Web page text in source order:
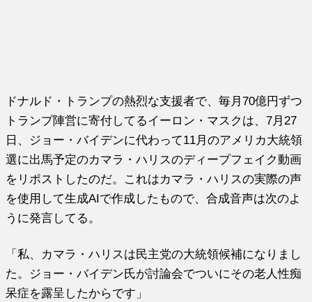
ドナルド・トランプの熱烈な支援者で、毎月70億円ずつ
トランプ陣営に寄付してるイーロン・マスクは、7月27
日、ジョー・バイデンに代わって11月のアメリカ大統領
選に出馬予定のカマラ・ハリスのディープフェイク動画
をリポストしたのだ。これはカマラ・ハリスの実際の声
を使用して生成AIで作成したもので、合成音声は次のよ
うに発言してる。
「私、カマラ・ハリスは民主党の大統領候補になりまし
た。ジョー・バイデン氏が討論会でついにその老人性痴
呆症を露呈したからです」